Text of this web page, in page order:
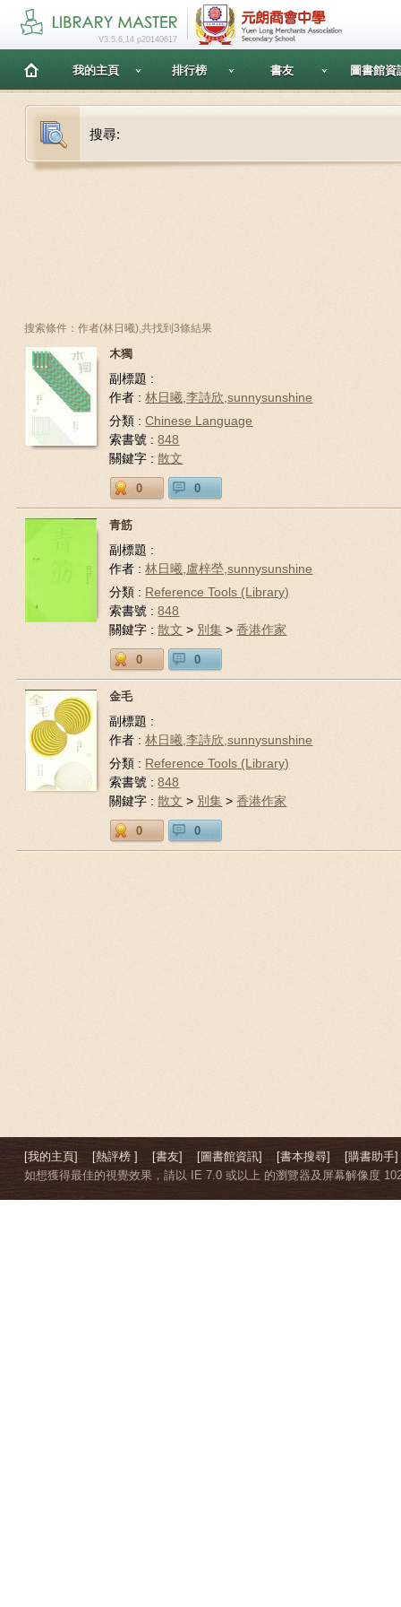
V3.5.6.14 p20140617
我的主頁 排行榜 書友 圖書館資
搜尋:
搜索條件：作者(林日曦),共找到3條結果
木獨
副標題 :
作者 :林日曦,李詩欣,sunnysunshine
分類 :Chinese Language
索書號 :848
關鍵字 :散文
0 0
青筋
副標題 :
作者 :林日曦,盧梓塋,sunnysunshine
分類 : Reference Tools (Library)
索書號 :848
關鍵字 :散文 > 別集 >香港作家
0 0
金毛
副標題 :
作者 :林日曦,李詩欣,sunnysunshine
分類 : Reference Tools (Library)
索書號 :848
關鍵字 :散文 > 別集 >香港作家
0 0
[我的主頁] [熱評榜 ] [書友] [圖書館資訊] [書本搜尋]
[購書助手]
如想獲得最佳的視覺效果，請以 IE 7.0 或以上 的瀏覽器及屏幕解像度